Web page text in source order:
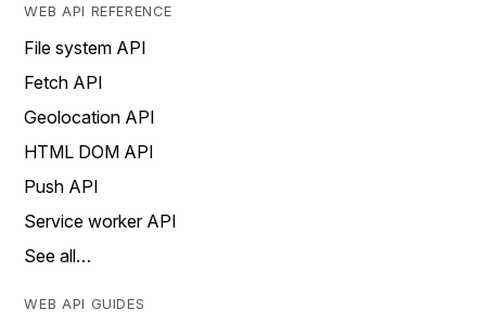
WEB API REFERENCE
File system API
Fetch API
Geolocation API
HTML DOM API
Push API
Service worker API
See all…
WEB API GUIDES